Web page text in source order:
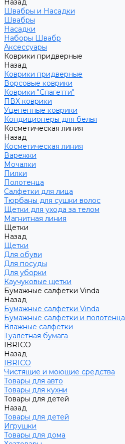
Назад
Швабры и Насадки
Швабры
Насадки
Наборы Швабр
Аксессуары
Коврики придверные
Назад
Коврики придверные
Ворсовые коврики
Коврики "Спагетти"
ПВХ коврики
Уцененные коврики
Кондиционеры для белья
Косметическая линия
Назад
Косметическая линия
Варежки
Мочалки
Пилки
Полотенца
Салфетки для лица
Тюрбаны для сушки волос
Щетки для ухода за телом
Магнитная линия
Щетки
Назад
Щетки
Для обуви
Для посуды
Для уборки
Каучуковые щетки
Бумажные салфетки Vinda
Назад
Бумажные салфетки Vinda
Бумажные салфетки и полотенца
Влажные салфетки
Туалетная бумага
IBRICO
Назад
IBRICO
Чистящие и моющие средства
Товары для авто
Товары для кухни
Товары для детей
Назад
Товары для детей
Игрушки
Товары для дома